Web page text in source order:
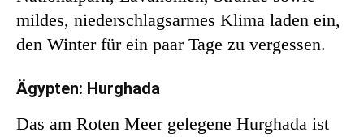
mildes, niederschlagsarmes Klima laden ein,
den Winter für ein paar Tage zu vergessen.
Ägypten: Hurghada
Das am Roten Meer gelegene Hurghada ist